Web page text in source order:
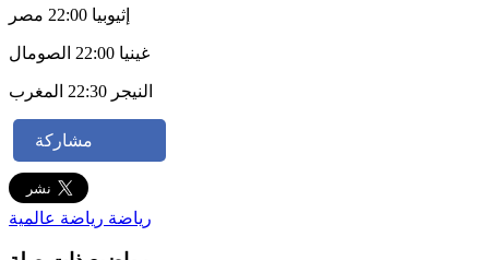
إثيوبيا 22:00 مصر
غينيا 22:00 الصومال
النيجر 22:30 المغرب
مشاركة
رياضة رياضة عالمية